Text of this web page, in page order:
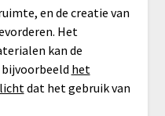
en de creatie van
Het
kan de
het
dat het gebruik van